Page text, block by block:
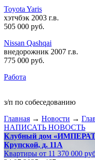
Toyota Yaris
хэтчбэк 2003 г.в.
505 000 руб.
Nissan Qashqai
внедорожник 2007 г.в.
775 000 руб.
Работа
з/п по собеседованию
Главная → Новости →
НАПИСАТЬ НОВОСТЬ
Клубный дом
Крупской, д. 11А
Квартиры от 11 370 000